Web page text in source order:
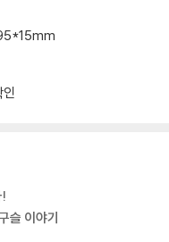
인
슬 이야기